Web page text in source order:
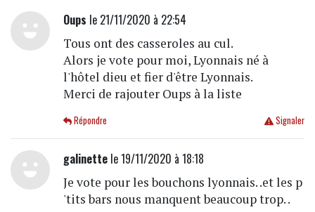
Oups le 21/11/2020 à 22:54
Tous ont des casseroles au cul.
Alors je vote pour moi, Lyonnais né à
l'hôtel dieu et fier d'être Lyonnais.
Merci de rajouter Oups à la liste
Signaler
Répondre
galinettele 19/11/2020 à 18:18
Je vote pour les bouchons lyonnais. .et les p
'tits bars nous manquent beaucoup trop. .